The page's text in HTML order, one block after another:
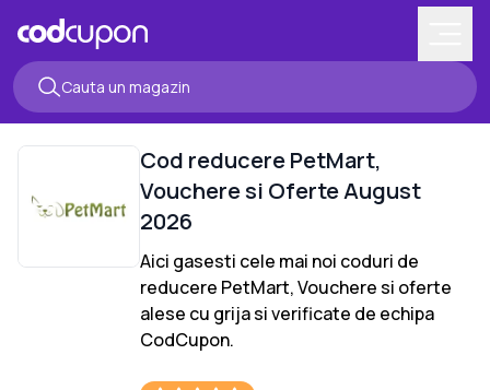
Cod reducerePetMart,
Vouchere si OferteAugust
2026
Aici gasesti cele mai noi coduri de
reducere PetMart, Vouchere si oferte
alese cu grija si verificate de echipa
CodCupon.